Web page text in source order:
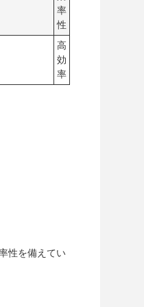
率
性
高
効
率
性を備えてい